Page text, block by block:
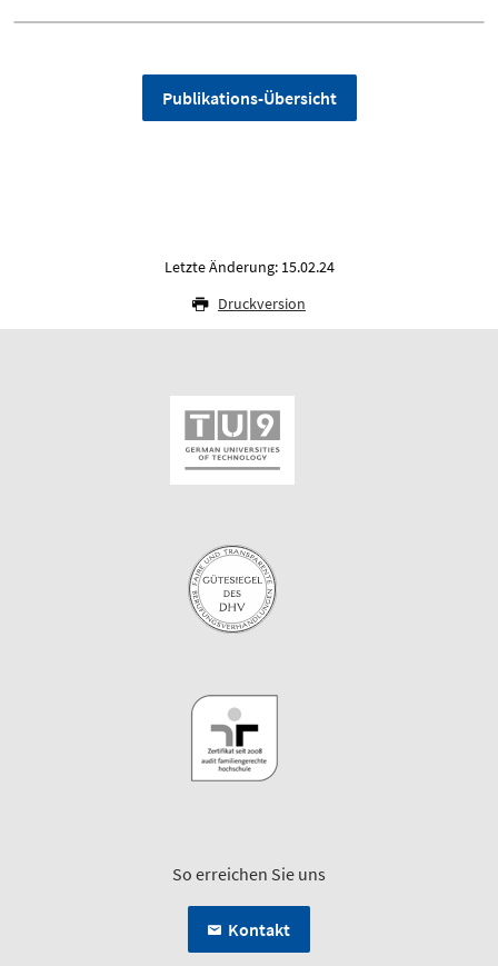
Publikations-Übersicht
Letzte Änderung: 15.02.24
Druckversion
So erreichen Sie uns
Kontakt